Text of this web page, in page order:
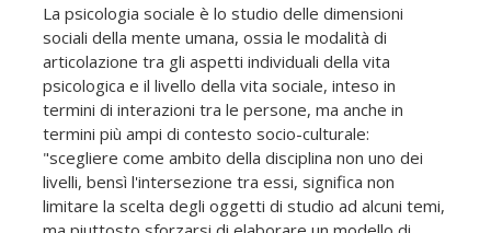
La psicologia sociale è lo studio delle dimensioni
sociali della mente umana, ossia le modalità di
articolazione tra gli aspetti individuali della vita
psicologica e il livello della vita sociale, inteso in
termini di interazioni tra le persone, ma anche in
termini più ampi di contesto socio-culturale:
"scegliere come ambito della disciplina non uno dei
livelli, bensì l'intersezione tra essi, significa non
limitare la scelta degli oggetti di studio ad alcuni temi,